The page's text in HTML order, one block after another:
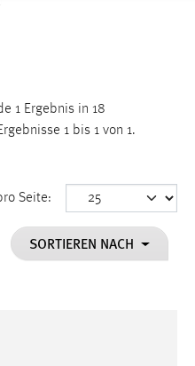
1 Ergebnis in 18
1 bis 1 von 1.
Seite:
SORTIEREN NACH
Funktion der
Einverständnis-